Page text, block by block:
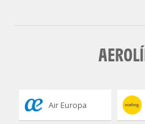
Air Europa